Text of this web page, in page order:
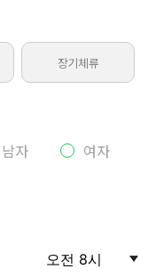
장기체류
남자 여자